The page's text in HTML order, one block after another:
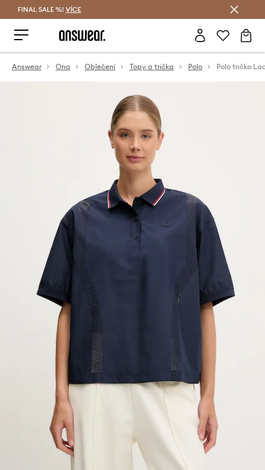
FINAL SALE %! VÍCE
Answear Ona Oblečení Topy a trička Polo Polo tričko